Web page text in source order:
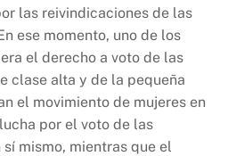
las reivindicaciones de las
ese momento, uno de los
el derecho a voto de las
clase alta y de la pequeña
el movimiento de mujeres en
por el voto de las
mismo, mientras que el